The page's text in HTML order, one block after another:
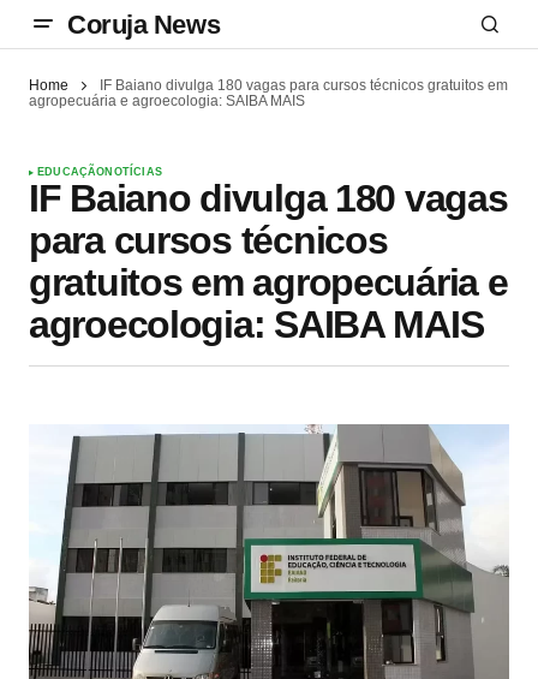
Coruja News
Home
IF Baiano divulga 180 vagas para cursos técnicos gratuitos em
agropecuária e agroecologia: SAIBA MAIS
EDUCAÇÃONOTÍCIAS
IF Baiano divulga 180 vagas
para cursos técnicos
gratuitos em agropecuária e
agroecologia: SAIBA MAIS